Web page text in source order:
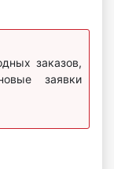
заказов,
заявки